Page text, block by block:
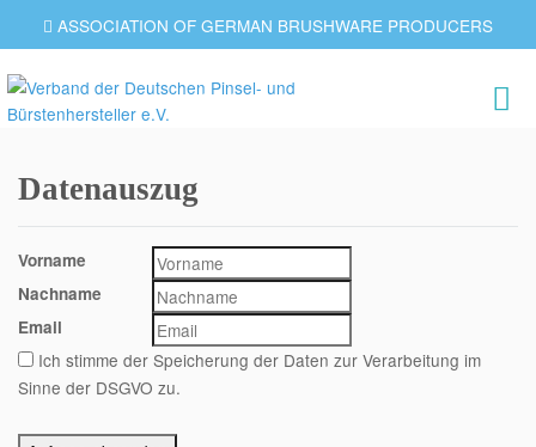
ASSOCIATION OF GERMAN BRUSHWARE PRODUCERS
Datenauszug
Vorname
Nachname
Email
Ich stimme der Speicherung der Daten zur Verarbeitung im
Sinne der DSGVO zu.